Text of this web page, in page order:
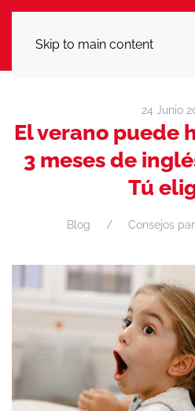
Skip to main content
24 Junio
El verano puede
3 meses de
Tú
Blog Consejos